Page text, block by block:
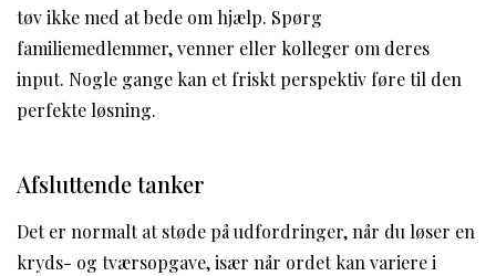
tøv ikke med at bede om hjælp. Spørg
familiemedlemmer, venner eller kolleger om deres
input. Nogle gange kan et friskt perspektiv føre til den
perfekte løsning.
Afsluttende tanker
Det er normalt at støde på udfordringer, når du løser en
kryds- og tværsopgave, især når ordet kan variere i